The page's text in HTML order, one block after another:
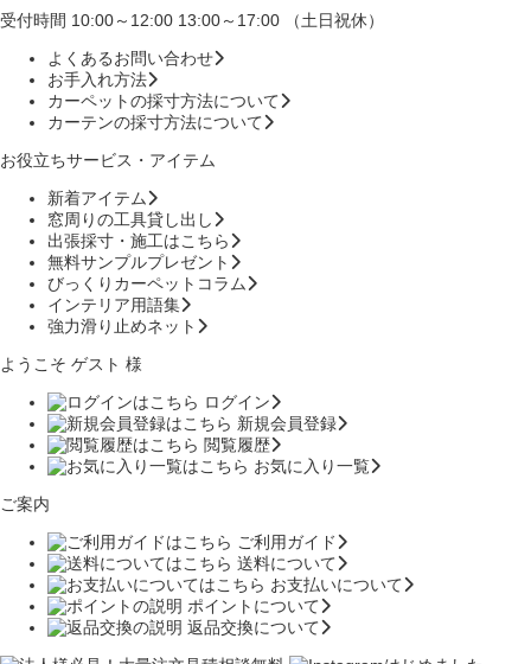
受付時間 10:00～12:00 13:00～17:00 （土日祝休）
よくあるお問い合わせ
お手入れ方法
カーペットの採寸方法について
カーテンの採寸方法について
お役立ちサービス・アイテム
新着アイテム
窓周りの工具貸し出し
出張採寸・施工はこちら
無料サンプルプレゼント
びっくりカーペットコラム
インテリア用語集
強力滑り止めネット
ようこそ ゲスト 様
ログイン
新規会員登録
閲覧履歴
お気に入り一覧
ご案内
ご利用ガイド
送料について
お支払いについて
ポイントについて
返品交換について